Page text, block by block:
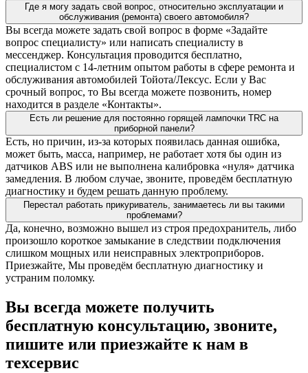
Где я могу задать свой вопрос, относительно эксплуатации и
обслуживания (ремонта) своего автомобиля?
Вы всегда можете задать свой вопрос в форме «Задайте
вопрос специалисту» или написать специалисту в
мессенджер. Консультация проводится бесплатно,
специалистом с 14-летним опытом работы в сфере ремонта и
обслуживания автомобилей Тойота/Лексус. Если у Вас
срочный вопрос, то Вы всегда можете позвонить, номер
находится в разделе «Контакты».
Есть ли решение для постоянно горящей лампочки TRC на
приборной панели?
Есть, но причин, из-за которых появилась данная ошибка,
может быть, масса, например, не работает хотя бы один из
датчиков ABS или не выполнена калибровка «нуля» датчика
замедления. В любом случае, звоните, проведём бесплатную
диагностику и будем решать данную проблему.
Перестал работать прикуриватель, занимаетесь ли вы такими
проблемами?
Да, конечно, возможно вышел из строя предохранитель, либо
произошло короткое замыкание в следствии подключения
слишком мощных или неисправных электроприборов.
Приезжайте, Мы проведём бесплатную диагностику и
устраним поломку.
Вы всегда можете получить
бесплатную консультацию, звоните,
пишите или приезжайте к нам в
техсервис